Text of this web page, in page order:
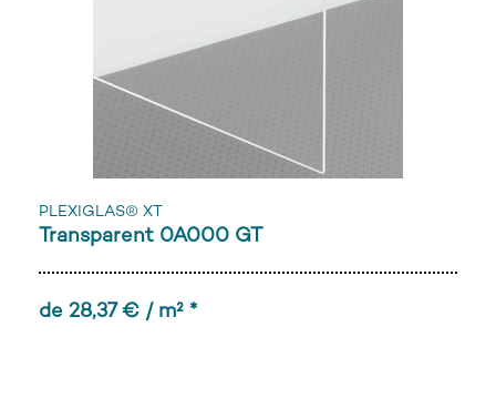
PLEXIGLAS® XT
Transparent 0A000 GT
de 28,37 € / m² *